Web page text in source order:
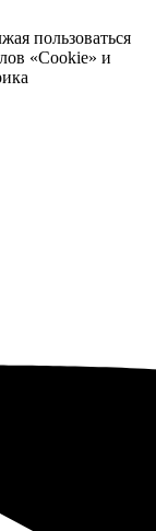
пользоваться
«Cookie» и